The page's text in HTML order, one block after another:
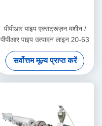
पीपीआर पाइप एक्सट्रूज़न मशीन /
पीपीआर पाइप उत्पादन लाइन 20-63
सर्वोत्तम मूल्य प्राप्त करें